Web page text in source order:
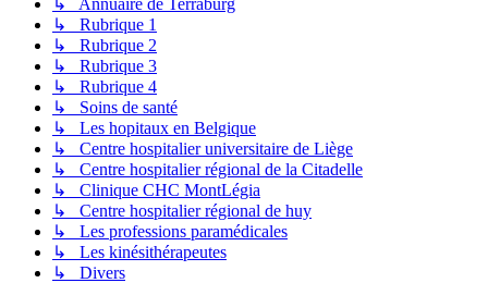
↳ Rubrique 1
↳ Rubrique 2
↳ Rubrique 3
↳ Rubrique 4
↳ Soins de santé
↳ Les hopitaux en Belgique
↳ Centre hospitalier universitaire de Liège
↳ Centre hospitalier régional de la Citadelle
↳ Clinique CHC MontLégia
↳ Centre hospitalier régional de huy
↳ Les professions paramédicales
↳ Les kinésithérapeutes
↳ Divers